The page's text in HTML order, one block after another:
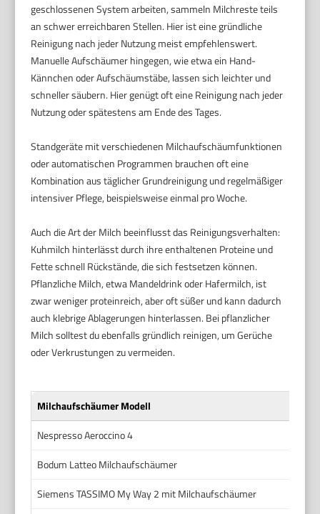
geschlossenen System arbeiten, sammeln Milchreste teils
an schwer erreichbaren Stellen. Hier ist eine gründliche
Reinigung nach jeder Nutzung meist empfehlenswert.
Manuelle Aufschäumer hingegen, wie etwa ein Hand-
Kännchen oder Aufschäumstäbe, lassen sich leichter und
schneller säubern. Hier genügt oft eine Reinigung nach jeder
Nutzung oder spätestens am Ende des Tages.
Standgeräte mit verschiedenen Milchaufschäumfunktionen
oder automatischen Programmen brauchen oft eine
Kombination aus täglicher Grundreinigung und regelmäßiger
intensiver Pflege, beispielsweise einmal pro Woche.
Auch die Art der Milch beeinflusst das Reinigungsverhalten:
Kuhmilch hinterlässt durch ihre enthaltenen Proteine und
Fette schnell Rückstände, die sich festsetzen können.
Pflanzliche Milch, etwa Mandeldrink oder Hafermilch, ist
zwar weniger proteinreich, aber oft süßer und kann dadurch
auch klebrige Ablagerungen hinterlassen. Bei pflanzlicher
Milch solltest du ebenfalls gründlich reinigen, um Gerüche
oder Verkrustungen zu vermeiden.
Milchaufschäumer Modell
Nespresso Aeroccino 4
Bodum Latteo Milchaufschäumer
Siemens TASSIMO My Way 2 mit Milchaufschäumer